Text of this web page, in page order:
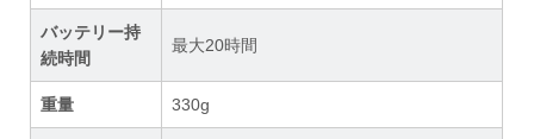
バッテリー持
続時間
最大20時間
重量 330g